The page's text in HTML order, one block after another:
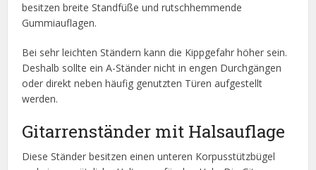
besitzen breite Standfüße und rutschhemmende
Gummiauflagen.
Bei sehr leichten Ständern kann die Kippgefahr höher sein.
Deshalb sollte ein A-Ständer nicht in engen Durchgängen
oder direkt neben häufig genutzten Türen aufgestellt
werden.
Gitarrenständer mit Halsauflage
Diese Ständer besitzen einen unteren Korpusstützbügel